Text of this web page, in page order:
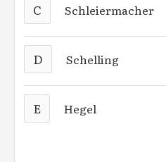
C Schleiermacher
D Schelling
E Hegel